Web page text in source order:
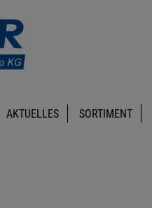
AKTUELLES SORTIMENT